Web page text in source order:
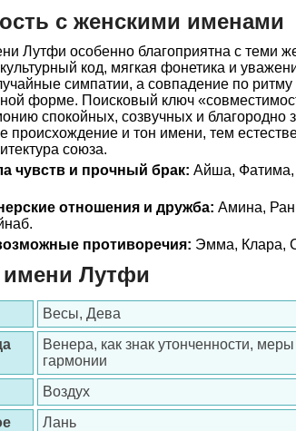
с женскими именами
Лутфи особенно благоприятна с теми
код, мягкая фонетика и
симпатии, а совпадение по ритму
форме. Поисковый ключ
спокойных, созвучных и благородно
происхождение и тон имени, тем
союза.
чувств и прочный брак: Айша, Фатима,
отношения и дружба: Амина,
противоречия: Эмма, Клара,
Лутфи
Весы, Дева
Венера, как знак утонченности,
гармонии
Воздух
Лань